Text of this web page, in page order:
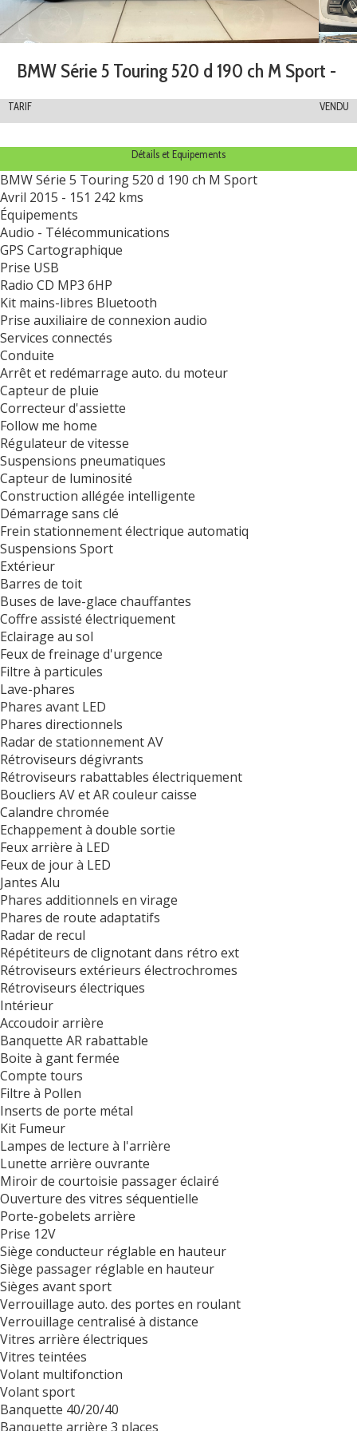
BMW Série 5 Touring 520 d 190 ch M Sport -
TARIF VENDU
Détails et Equipements
BMW Série 5 Touring 520 d 190 ch M Sport
Avril 2015 - 151 242 kms
Équipements
Audio - Télécommunications
GPS Cartographique
Prise USB
Radio CD MP3 6HP
Kit mains-libres Bluetooth
Prise auxiliaire de connexion audio
Services connectés
Conduite
Arrêt et redémarrage auto. du moteur
Capteur de pluie
Correcteur d'assiette
Follow me home
Régulateur de vitesse
Suspensions pneumatiques
Capteur de luminosité
Construction allégée intelligente
Démarrage sans clé
Frein stationnement électrique automatiq
Suspensions Sport
Extérieur
Barres de toit
Buses de lave-glace chauffantes
Coffre assisté électriquement
Eclairage au sol
Feux de freinage d'urgence
Filtre à particules
Lave-phares
Phares avant LED
Phares directionnels
Radar de stationnement AV
Rétroviseurs dégivrants
Rétroviseurs rabattables électriquement
Boucliers AV et AR couleur caisse
Calandre chromée
Echappement à double sortie
Feux arrière à LED
Feux de jour à LED
Jantes Alu
Phares additionnels en virage
Phares de route adaptatifs
Radar de recul
Répétiteurs de clignotant dans rétro ext
Rétroviseurs extérieurs électrochromes
Rétroviseurs électriques
Intérieur
Accoudoir arrière
Banquette AR rabattable
Boite à gant fermée
Compte tours
Filtre à Pollen
Inserts de porte métal
Kit Fumeur
Lampes de lecture à l'arrière
Lunette arrière ouvrante
Miroir de courtoisie passager éclairé
Ouverture des vitres séquentielle
Porte-gobelets arrière
Prise 12V
Siège conducteur réglable en hauteur
Siège passager réglable en hauteur
Sièges avant sport
Verrouillage auto. des portes en roulant
Verrouillage centralisé à distance
Vitres arrière électriques
Vitres teintées
Volant multifonction
Volant sport
Banquette 40/20/40
Banquette arrière 3 places